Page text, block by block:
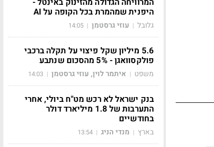
היפנית שמהמרת בכל הקופה על AI
גלובל | עוזי גרסטמן |
14:05
5.6 מיליון שקל פיצוי על תקלה ברכבי
פולקסוואגן - 5% מהסכום שנתבע
משפט | איתמר לוין, עוזי גרסטמן |
14:03
בנק ישראל לא רכש מט"ח ביולי, אחרי
התערבות של 1.8 מיליארד דולר
בחודשיים
בארץ | מנדי הניג |
13:54